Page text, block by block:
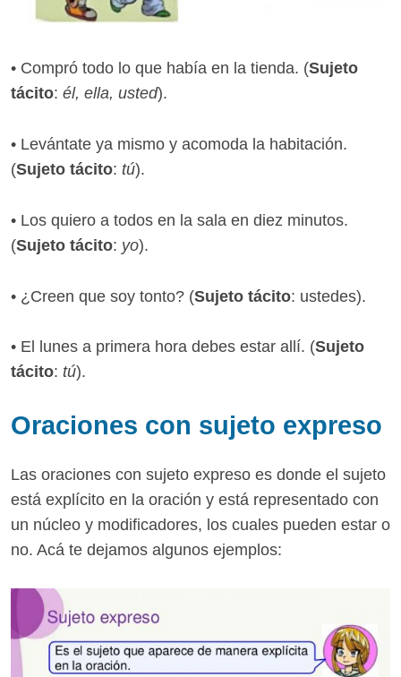
• Compró todo lo que había en la tienda. (Sujeto
tácito: él, ella, usted).
• Levántate ya mismo y acomoda la habitación.
(Sujeto tácito: tú).
• Los quiero a todos en la sala en diez minutos.
(Sujeto tácito: yo).
• ¿Creen que soy tonto? (Sujeto tácito: ustedes).
• El lunes a primera hora debes estar allí. (Sujeto
tácito: tú).
Oraciones con sujeto expreso
Las oraciones con sujeto expreso es donde el sujeto
está explícito en la oración y está representado con
un núcleo y modificadores, los cuales pueden estar o
no. Acá te dejamos algunos ejemplos: